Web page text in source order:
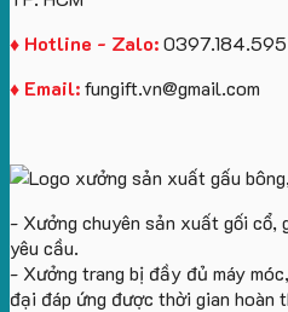
♦ Hotline - Zalo:
♦ Email:fungift.vn@gmail.com
- Xưởng chuyên sản xuất gối cổ,
yêu cầu.
- Xưởng trang bị đầy đủ máy
đại đáp ứng được thời gian hoàn